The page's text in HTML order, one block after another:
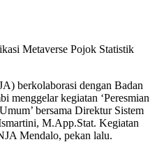
Metaverse Pojok Statistik
berkolaborasi dengan Badan
menggelar kegiatan ‘Peresmian
bersama Direktur Sistem
M.App.Stat. Kegiatan
Mendalo, pekan lalu.